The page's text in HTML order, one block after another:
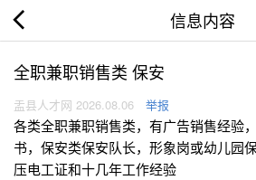
信息内容
全职兼职销售类 保安
盂县人才网 2026.08.06 举报
各类全职兼职销售类，有广告销售经验
书，保安类保安队长，形象岗或幼儿园
压电工证和十几年工作经验